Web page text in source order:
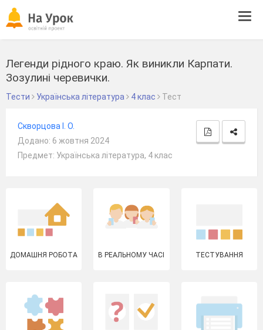
Легенди рідного краю. Як виникли Карпати.
Зозулині черевички.
Тести Українська література 4 клас Тест
Скворцова І. О.
Додано: 6 жовтня 2024
Предмет: Українська література, 4 клас
ДОМАШНЯ РОБОТА В РЕАЛЬНОМУ ЧАСІ ТЕСТУВАННЯ